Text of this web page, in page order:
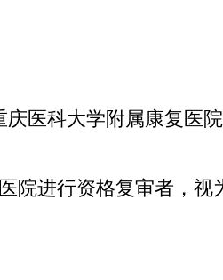
庆医科大学附属康复医院
院进行资格复审者，视